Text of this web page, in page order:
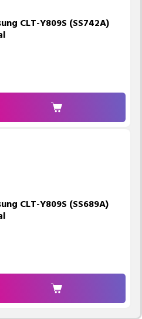
CLT-Y809S (SS742A)
CLT-Y809S (SS689A)